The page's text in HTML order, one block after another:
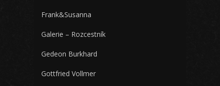
Frank&Susanna
Galerie – Rozcestník
Gedeon Burkhard
Gottfried Vollmer